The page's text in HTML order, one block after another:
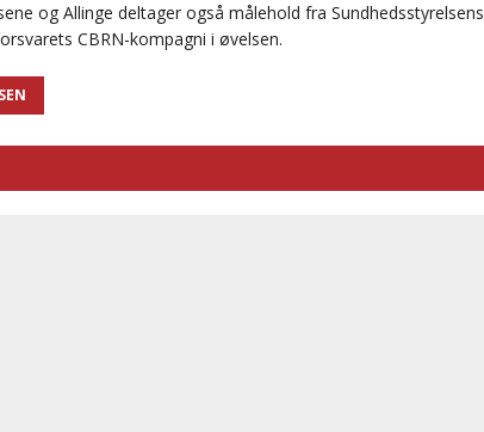
og Allinge deltager også målehold fra Sundhedsstyrelsens
CBRN-kompagni i øvelsen.